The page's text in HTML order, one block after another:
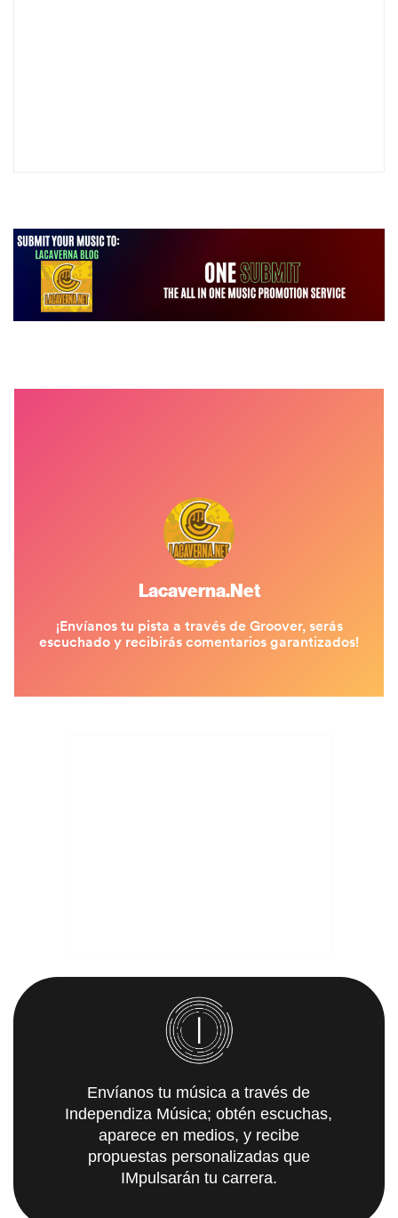
Envíanos tu música a través de
Independiza Música; obtén escuchas,
aparece en medios, y recibe
propuestas personalizadas que
IMpulsarán tu carrera.